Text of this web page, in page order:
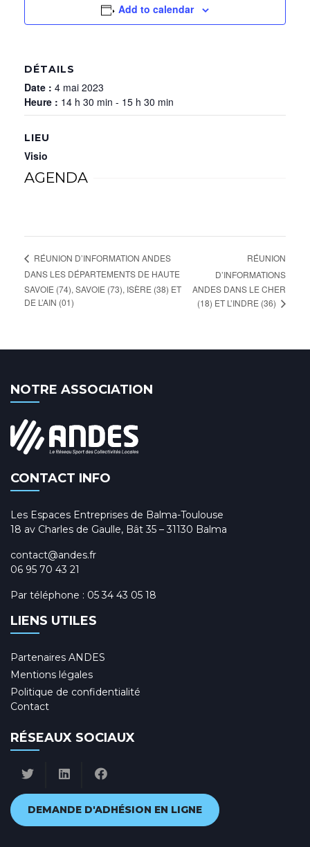
Add to calendar
DÉTAILS
Date : 4 mai 2023
Heure : 14 h 30 min - 15 h 30 min
LIEU
Visio
AGENDA
RÉUNION D’INFORMATION ANDES
DANS LES DÉPARTEMENTS DE HAUTE
SAVOIE (74), SAVOIE (73), ISÈRE (38) ET
DE L’AIN (01)
RÉUNION
D’INFORMATIONS
ANDES DANS LE CHER
(18) ET L’INDRE (36)
NOTRE ASSOCIATION
CONTACT INFO
Les Espaces Entreprises de Balma-Toulouse
18 av Charles de Gaulle, Bât 35 – 31130 Balma
contact@andes.fr
06 95 70 43 21
Par téléphone : 05 34 43 05 18
LIENS UTILES
Partenaires ANDES
Mentions légales
Politique de confidentialité
Contact
RÉSEAUX SOCIAUX
DEMANDE D'ADHÉSION EN LIGNE